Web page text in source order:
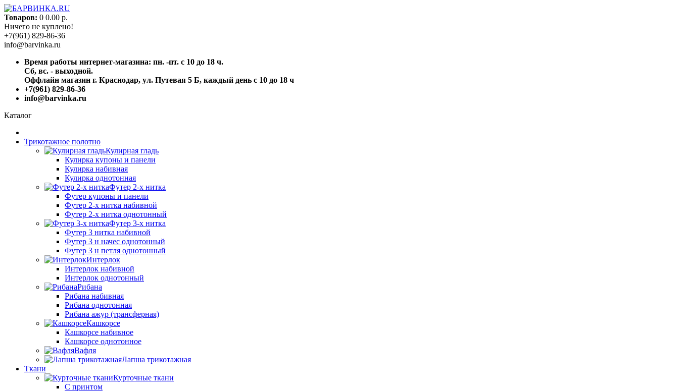
Товаров: 0 0.00 р.
Ничего не куплено!
+7(961) 829-86-36
info@barvinka.ru
Время работы интернет-магазина: пн. -пт. с 10 до 18 ч.
Сб, вс. - выходной.
Оффлайн магазин г. Краснодар, ул. Путевая 5 Б, каждый день с 10 до 18 ч
+7(961) 829-86-36
info@barvinka.ru
Каталог
Трикотажное полотно
Кулирная гладь
Кулирка купоны и панели
Кулирка набивная
Кулирка однотонная
Футер 2-х нитка
Футер купоны и панели
Футер 2-х нитка набивной
Футер 2-х нитка однотонный
Футер 3-х нитка
Футер 3 нитка набивной
Футер 3 н начес однотонный
Футер 3 н петля однотонный
Интерлок
Интерлок набивной
Интерлок однотонный
Рибана
Рибана набивная
Рибана однотонная
Рибана ажур (трансферная)
Кашкорсе
Кашкорсе набивное
Кашкорсе однотонное
Вафля
Лапша трикотажная
Ткани
Курточные ткани
С принтом